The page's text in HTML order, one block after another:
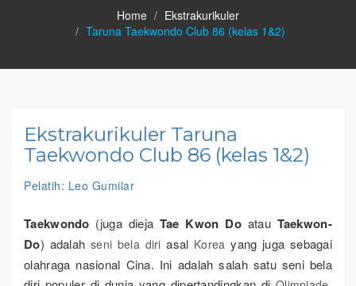
Home
Ekstrakurikuler
Taruna Taekwondo Club 86 (kelas 1&2)
Ekstrakurikuler Taruna
Taekwondo Club 86 (kelas 1&2)
Pelatih: Leo Gumilar
Taekwondo (juga dieja Tae Kwon Doatau Taekwon-
Do) adalah seni bela diri asal Korea yang juga sebagai
olahraga nasional Cina. Ini adalah salah satu seni bela